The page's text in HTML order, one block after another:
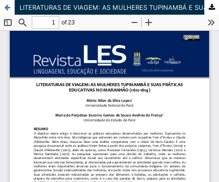
LITERATURAS DE VIAGEM: AS MULHERES TUPINAMBÁ E SUAS PRÁTICAS EDUCATIVAS NO MARANHÃO (1612-1614)